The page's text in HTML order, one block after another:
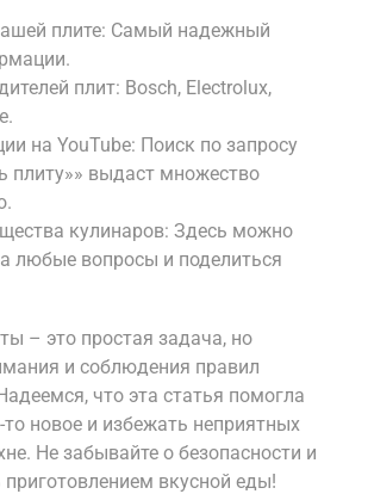
плите: Самый надежный
плит: Bosch, Electrolux,
на YouTube: Поиск по запросу
плиту»» выдаст множество
кулинаров: Здесь можно
любые вопросы и поделиться
– это простая задача, но
и соблюдения правил
что эта статья помогла
новое и избежать неприятных
Не забывайте о безопасности и
вкусной еды!